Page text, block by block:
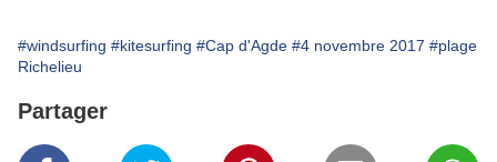
#windsurfing #kitesurfing #Cap d'Agde #4 novembre 2017 #plage
Richelieu
Partager